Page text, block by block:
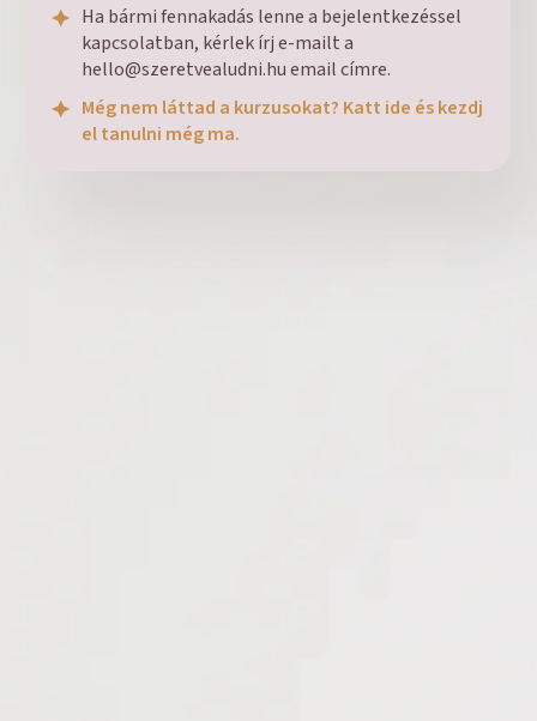
Ha bármi fennakadás lenne a bejelentkezéssel
kapcsolatban, kérlek írj e-mailt a
hello@szeretvealudni.hu email címre.
Még nem láttad a kurzusokat? Katt ide és kezdj
el tanulni még ma.